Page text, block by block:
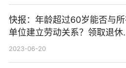
快报：年龄超过60岁能否与
单位建立劳动关系？领取退休
有哪些条件？
2023-06-20